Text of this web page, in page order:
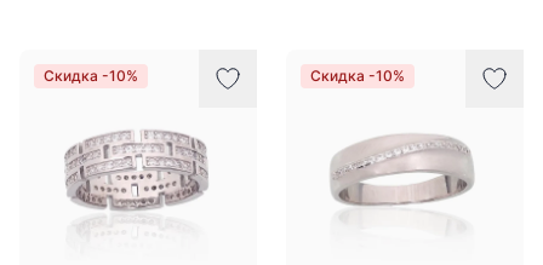
Скидка -10% Скидка -10%